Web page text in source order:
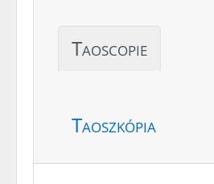
Taoscopie
Taoszkópia